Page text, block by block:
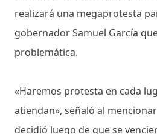
realizará una megaprotesta
gobernador Samuel García
problemática.
«Haremos protesta en cada
atiendan», señaló al
decidió luego de que se